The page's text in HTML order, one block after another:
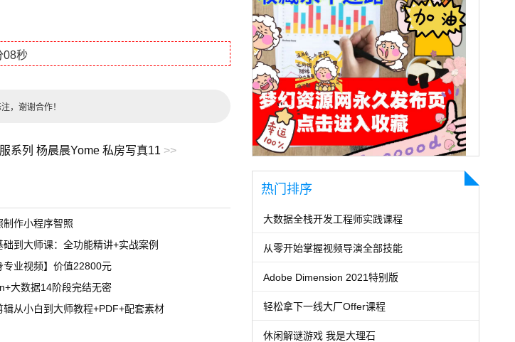
08秒
，谢谢合作！
系列 杨晨晨Yome 私房写真11 >>
制作小程序智照
础到大师课：全功能精讲+实战案例
专业视频】价值22800元
大数据14阶段完结无密
辑从小白到大师教程+PDF+配套素材
热门排序
大数据全栈开发工程师实践课程
从零开始掌握视频导演全部技能
Adobe Dimension 2021特别版
轻松拿下一线大厂Offer课程
休闲解谜游戏 我是大理石